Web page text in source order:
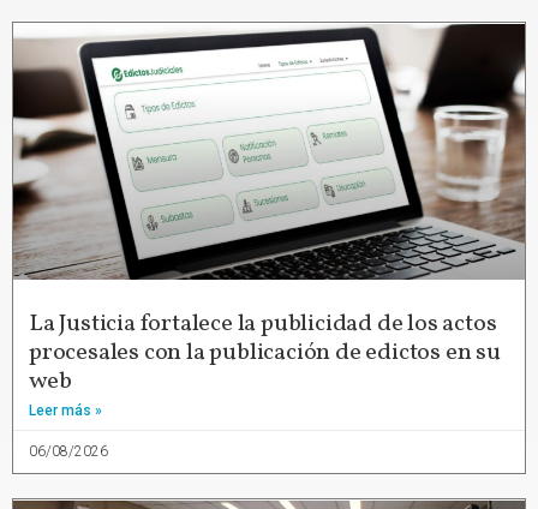
La Justicia fortalece la publicidad de los actos
procesales con la publicación de edictos en su
web
Leer más »
06/08/2026